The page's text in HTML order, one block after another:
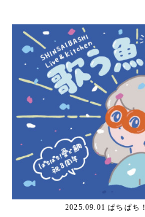
2025.09.01 ぱちぱち